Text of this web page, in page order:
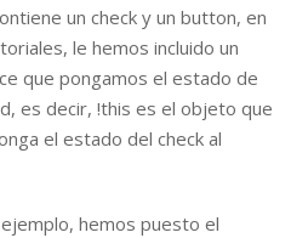
un check y un button, en
le hemos incluido un
que pongamos el estado de
es decir, !this es el objeto que
el estado del check al
hemos puesto el